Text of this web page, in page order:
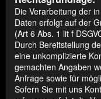
Die Verarbeitung der
Daten erfolgt auf der
(Art 6 Abs. 1 lit f
Durch Bereitstellung
eine unkomplizierte
gemachten Angaben
Anfrage sowie für
Sofern Sie mit uns